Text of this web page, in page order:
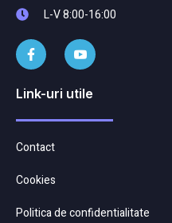
L-V 8:00-16:00
Link-uri utile
Contact
Cookies
Politica de confidentialitate